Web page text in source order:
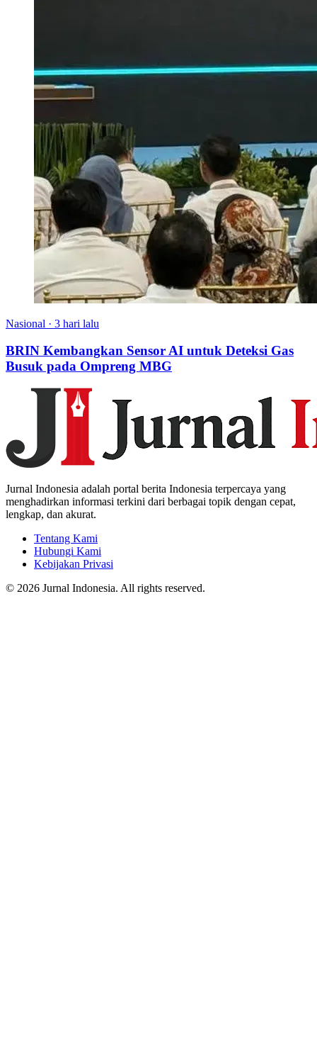
Nasional · 3 hari lalu
BRIN Kembangkan Sensor AI untuk Deteksi Gas
Busuk pada Ompreng MBG
Jurnal Indonesia adalah portal berita Indonesia terpercaya yang
menghadirkan informasi terkini dari berbagai topik dengan cepat,
lengkap, dan akurat.
Tentang Kami
Hubungi Kami
Kebijakan Privasi
© 2026 Jurnal Indonesia. All rights reserved.